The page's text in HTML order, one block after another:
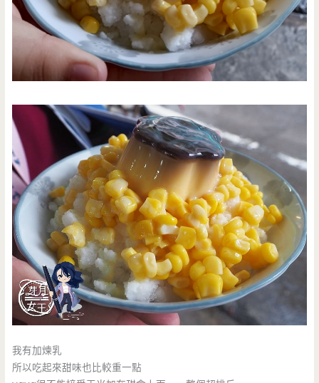
我有加煉乳
所以吃起來甜味也比較重一點